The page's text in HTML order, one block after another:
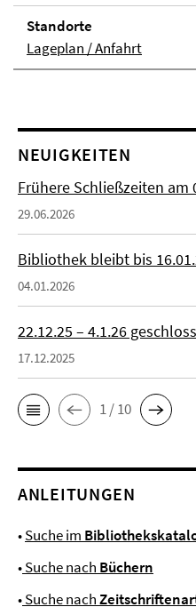
Stand­orte
Lageplan / Anfahrt
NEUIGKEITEN
Frühere Schließzeiten am
29.06.2026
Bibliothek bleibt bis
04.01.2026
22.12.25 – 4.1.26
17.12.2025
1 / 10
ANLEITUNGEN
•Suche im
•Suche nach Büchern
•Suche nach